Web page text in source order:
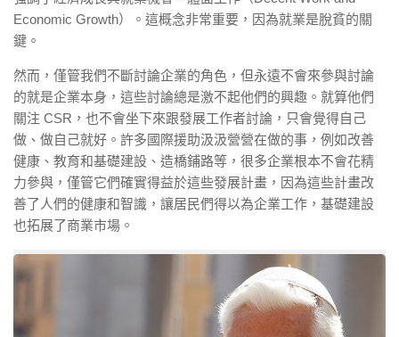
Economic Growth）。這概念非常重要，因為就業是脫貧的關
鍵。
然而，僅管我們不斷討論企業的角色，但永遠不會來參與討論
的就是企業本身，這些討論總是激不起他們的興趣。就算他們
關注 CSR，也不會坐下來跟發展工作者討論，只會覺得自己
做、做自己就好。許多國際援助汲汲營營在做的事，例如改善
健康、教育和基礎建設、造橋鋪路等，很多企業根本不會花精
力參與，僅管它們確實得益於這些發展計畫，因為這些計畫改
善了人們的健康和智識，讓居民們得以為企業工作，基礎建設
也拓展了商業市場。